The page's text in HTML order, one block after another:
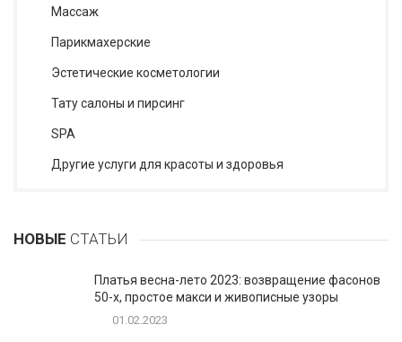
Массаж
Парикмахерские
Эстетические косметологии
Тату салоны и пирсинг
SPA
Другие услуги для красоты и здоровья
НОВЫЕ СТАТЬИ
Платья весна-лето 2023: возвращение фасонов
50-х, простое макси и живописные узоры
01.02.2023